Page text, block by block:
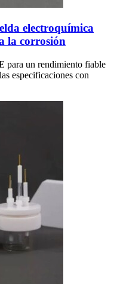
electroquímica
la corrosión
para un rendimiento fiable
especificaciones con